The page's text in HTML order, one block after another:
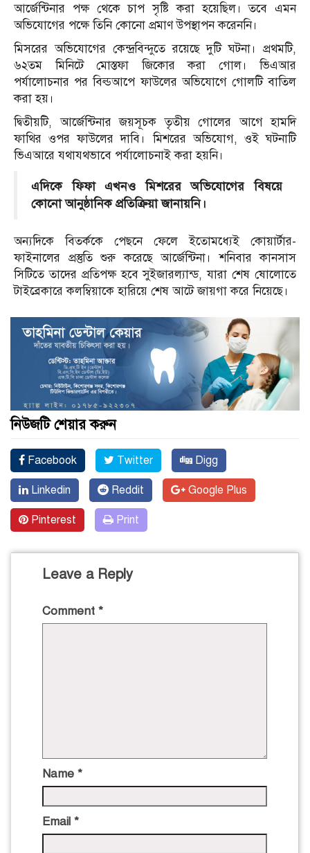
আর্জেন্টিনার পক্ষ থেকে চাপ সৃষ্টি করা হয়েছিল। তবে এমন
অভিযোগের পক্ষে তিনি কোনো প্রমাণ উপস্থাপন করেননি।
মিসরের অভিযোগের কেন্দ্রবিন্দুতে রয়েছে দুটি ঘটনা। প্রথমটি,
৬২তম মিনিটে মোস্তফা জিকোর করা গোল। ভিএআর
পর্যালোচনার পর বিল্ডআপে ফাউলের অভিযোগে গোলটি বাতিল
করা হয়।
দ্বিতীয়টি, আর্জেন্টিনার জয়সূচক তৃতীয় গোলের আগে হামদি
ফাথির ওপর ফাউলের দাবি। মিশরের অভিযোগ, ওই ঘটনাটি
ভিএআরে যথাযথভাবে পর্যালোচনাই করা হয়নি।
এদিকে ফিফা এখনও মিশরের অভিযোগের বিষয়ে
কোনো আনুষ্ঠানিক প্রতিক্রিয়া জানায়নি।
অন্যদিকে বিতর্ককে পেছনে ফেলে ইতোমধ্যেই কোয়ার্টার-
ফাইনালের প্রস্তুতি শুরু করেছে আর্জেন্টিনা। শনিবার কানসাস
সিটিতে তাদের প্রতিপক্ষ হবে সুইজারল্যান্ড, যারা শেষ ষোলোতে
টাইব্রেকারে কলম্বিয়াকে হারিয়ে শেষ আটে জায়গা করে নিয়েছে।
নিউজটি শেয়ার করুন
Facebook Twitter Digg
Linkedin Reddit Google Plus
Pinterest Print
Leave a Reply
Comment *
Name *
Email *